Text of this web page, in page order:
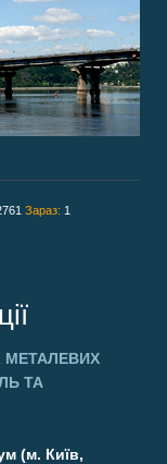
Зараз: 1
МЕТАЛЕВИХ
ТА
(м. Київ,